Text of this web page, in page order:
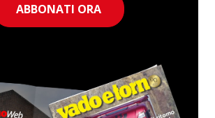
ABBONATI ORA